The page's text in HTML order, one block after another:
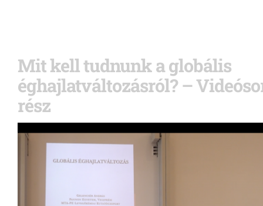
Mit kell tudnunk a globális
éghajlatváltozásról? –
rész